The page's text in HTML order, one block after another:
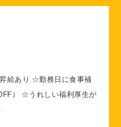
給あり ☆勤務日に食事補
） ☆うれしい福利厚生が